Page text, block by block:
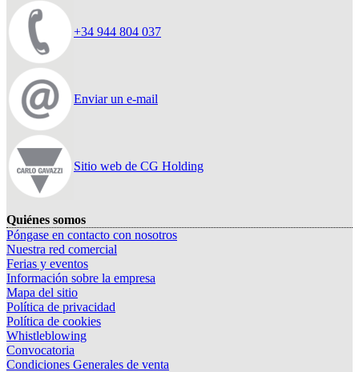
+34 944 804 037
Enviar un e-mail
Sitio web de CG Holding
Quiénes somos
Póngase en contacto con nosotros
Nuestra red comercial
Ferias y eventos
Información sobre la empresa
Mapa del sitio
Política de privacidad
Política de cookies
Whistleblowing
Convocatoria
Condiciones Generales de venta